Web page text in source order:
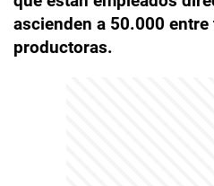
ascienden a 50.000
productoras.